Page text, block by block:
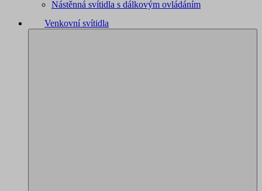
Nástěnná svítidla s dálkovým ovládáním
Venkovní svítidla